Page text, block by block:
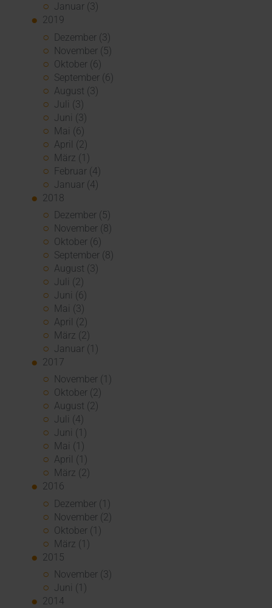
Januar (3)
2019
Dezember (3)
November (5)
Oktober (6)
September (6)
August (3)
Juli (3)
Juni (3)
Mai (6)
April (2)
März (1)
Februar (4)
Januar (4)
2018
Dezember (5)
November (8)
Oktober (6)
September (8)
August (3)
Juli (2)
Juni (6)
Mai (3)
April (2)
März (2)
Januar (1)
2017
November (1)
Oktober (2)
August (2)
Juli (4)
Juni (1)
Mai (1)
April (1)
März (2)
2016
Dezember (1)
November (2)
Oktober (1)
März (1)
2015
November (3)
Juni (1)
2014